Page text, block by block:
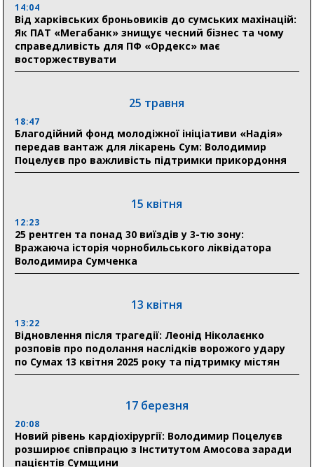
19:27
Лікарня Святого Пантелеймона отримала апарат
УЗД та обладнання від партнерів із Німеччини
10:52
укриття та енергетичну підтримку для Сумської
9:15
Понад 8 мільйонів книжок згоріли. Як допомогти
«Ранку» та іншим видавництвам відновитися
04 серпня
20:41
Пенсійний фонд Сумщини спрямував 0,2 млрд грн
на пенсії, страхові виплати та підтримку
прифронтових громад
03 серпня
18:54
Романько розширює програму відпочинку дітей із
прифронтової Сумщини: перша група оздоровилася
в Австрії
Ніколаєнко: у Сумах погодили 115 компенсацій на
відновлення житла майже на 6,6 млн грн
14:04
Від харківських броньовиків до сумських махінацій:
Як ПАТ «Мегабанк» знищує чесний бізнес та чому
справедливість для ПФ «Ордекс» має
восторжествувати
25 травня
18:47
Благодійний фонд молодіжної ініціативи «Надія»
передав вантаж для лікарень Сум: Володимир
Поцелуєв про важливість підтримки прикордоння
15 квітня
12:23
25 рентген та понад 30 виїздів у 3-тю зону:
Вражаюча історія чорнобильського ліквідатора
Володимира Сумченка
13 квітня
13:22
Відновлення після трагедії: Леонід Ніколаєнко
розповів про подолання наслідків ворожого удару
по Сумах 13 квітня 2025 року та підтримку містян
17 березня
20:08
Новий рівень кардіохірургії: Володимир Поцелуєв
розширює співпрацю з Інститутом Амосова заради
пацієнтів Сумщини